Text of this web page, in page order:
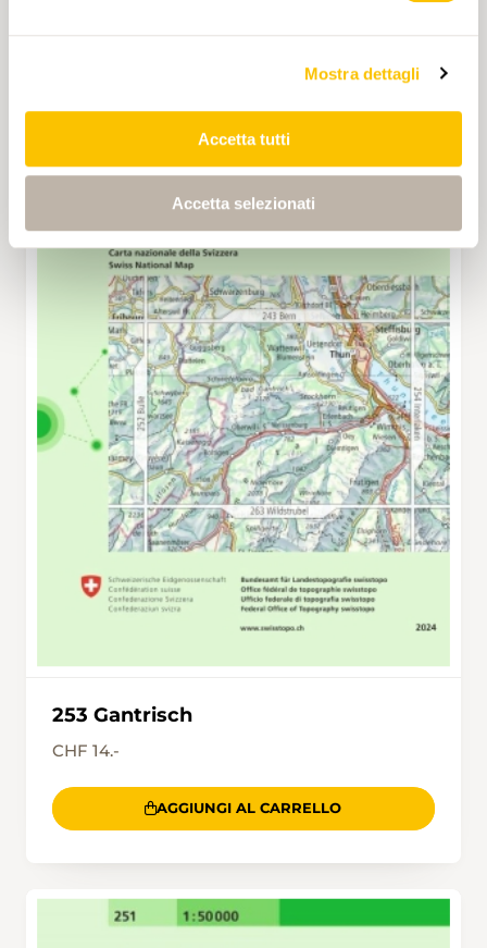
Mostra dettagli
Accetta tutti
Accetta selezionati
253 Gantrisch
CHF 14.-
AGGIUNGI AL CARRELLO